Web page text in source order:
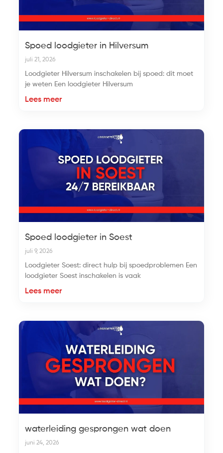
Spoed loodgieter in Hilversum
juli 21, 2026
Loodgieter Hilversum inschakelen bij spoed: dit moet
je weten Een loodgieter Hilversum
Lees meer
Spoed loodgieter in Soest
juli 9, 2026
Loodgieter Soest: direct hulp bij spoedproblemen Een
loodgieter Soest inschakelen is vaak
Lees meer
waterleiding gesprongen wat doen
juni 24, 2026